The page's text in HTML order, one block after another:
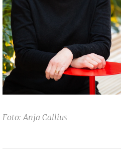
Foto: Anja Callius